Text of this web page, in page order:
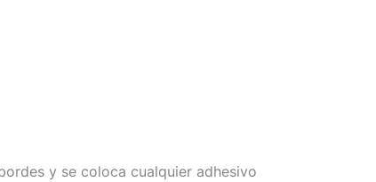
y se coloca cualquier adhesivo